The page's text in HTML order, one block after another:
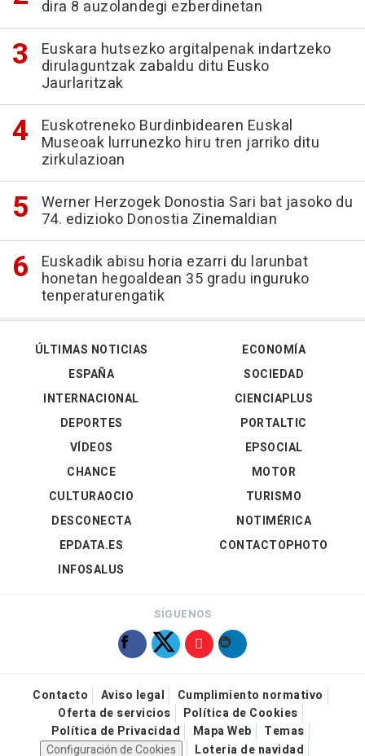
dira 8 auzolandegi ezberdinetan
Euskara hutsezko argitalpenak indartzeko
dirulaguntzak zabaldu ditu Eusko
Jaurlaritzak
Euskotreneko Burdinbidearen Euskal
Museoak lurrunezko hiru tren jarriko ditu
zirkulazioan
Werner Herzogek Donostia Sari bat jasoko du
74. edizioko Donostia Zinemaldian
Euskadik abisu horia ezarri du larunbat
honetan hegoaldean 35 gradu inguruko
tenperaturengatik
ÚLTIMAS NOTICIAS
ESPAÑA
INTERNACIONAL
DEPORTES
VÍDEOS
ECONOMÍA
SOCIEDAD
CIENCIAPLUS
PORTALTIC
EPSOCIAL
CHANCE
CULTURAOCIO
DESCONECTA
EPDATA.ES
INFOSALUS
MOTOR
TURISMO
NOTIMÉRICA
CONTACTOPHOTO
SÍGUENOS
Contacto Aviso legal
Cumplimiento normativo
Oferta de servicios
Política de Cookies
Política de Privacidad
Mapa Web
Temas
Configuración de Cookies
Loteria de navidad